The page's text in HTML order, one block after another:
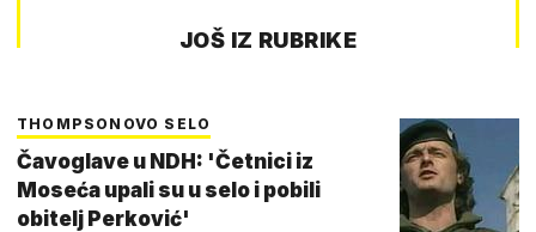
JOŠ IZ RUBRIKE
THOMPSONOVO SELO
Čavoglave u NDH: 'Četnici iz
Moseća upali su u selo i pobili
obitelj Perković'